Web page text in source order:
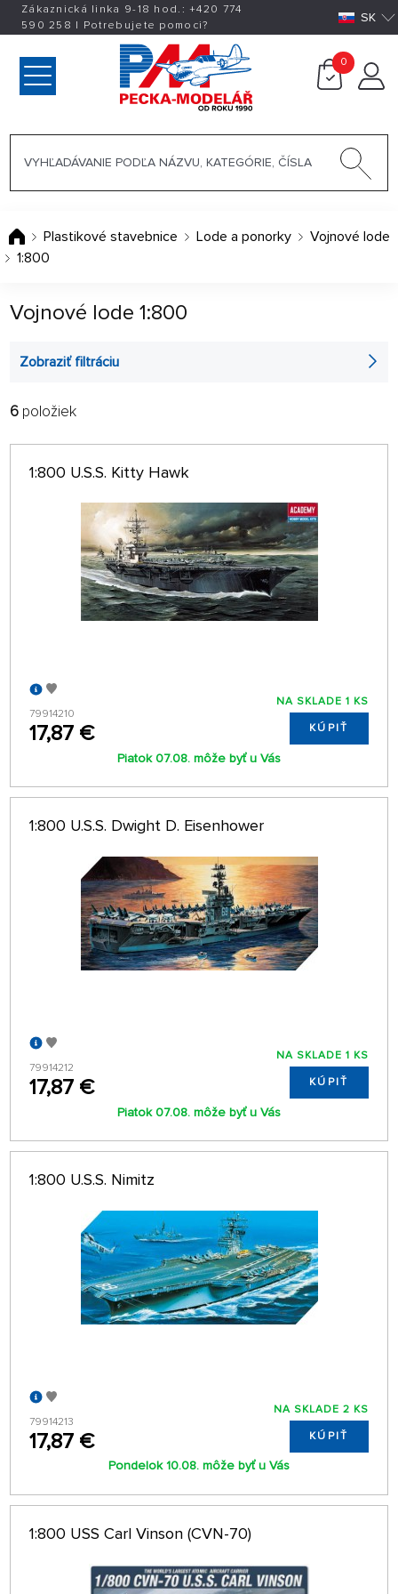
Zákaznická linka 9-18 hod.:+420 774
590 258 | Potrebujete pomoci? SK
0
Plastikové stavebnice Lode a ponorky
Vojnové lode
1:800
Vojnové lode 1:800
Zobraziť filtráciu
FILTROVAŤ:
VÝROBCOVIA
POBOČKA
len na sklade
NAJNOVŠIE
6 položiek
1:800 U.S.S. Kitty Hawk
79914210
17,87 €
NA SKLADE 1 KS
KÚPIŤ
Piatok 07.08. môže byť u Vás
1:800 U.S.S. Dwight D. Eisenhower
79914212
17,87 €
NA SKLADE 1 KS
KÚPIŤ
Piatok 07.08. môže byť u Vás
1:800 U.S.S. Nimitz
79914213
17,87 €
NA SKLADE 2 KS
KÚPIŤ
Pondelok 10.08. môže byť u Vás
1:800 USS Carl Vinson (CVN-70)